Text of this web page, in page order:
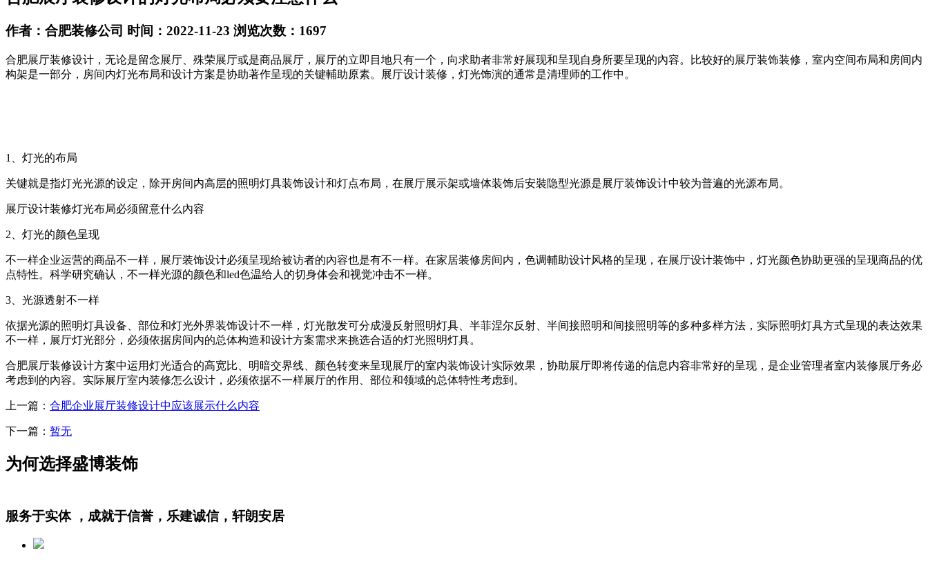
作者：合肥装修公司 时间：2022-11-23 浏览次数：1697
合肥展厅装修设计，无论是留念展厅、殊荣展厅或是商品展厅，展厅的立即目地只有一个，向求助者非常好展现和呈现自身所要呈现的內容。比较好的展厅装饰装修，室内空间布局和房间内
构架是一部分，房间内灯光布局和设计方案是协助著作呈现的关键輔助原素。展厅设计装修，灯光饰演的通常是清理师的工作中。
1、灯光的布局
关键就是指灯光光源的设定，除开房间内高层的照明灯具装饰设计和灯点布局，在展厅展示架或墙体装饰后安裝隐型光源是展厅装饰设计中较为普遍的光源布局。
展厅设计装修灯光布局必须留意什么內容
2、灯光的颜色呈现
不一样企业运营的商品不一样，展厅装饰设计必须呈现给被访者的內容也是有不一样。在家居装修房间内，色调輔助设计风格的呈现，在展厅设计装饰中，灯光颜色协助更强的呈现商品的优
点特性。科学研究确认，不一样光源的颜色和led色温给人的切身体会和视觉冲击不一样。
3、光源透射不一样
依据光源的照明灯具设备、部位和灯光外界装饰设计不一样，灯光散发可分成漫反射照明灯具、半菲涅尔反射、半间接照明和间接照明等的多种多样方法，实际照明灯具方式呈现的表达效果
不一样，展厅灯光部分，必须依据房间内的总体构造和设计方案需求来挑选合适的灯光照明灯具。
合肥展厅装修设计方案中运用灯光适合的高宽比、明暗交界线、颜色转变来呈现展厅的室内装饰设计实际效果，协助展厅即将传递的信息内容非常好的呈现，是企业管理者室内装修展厅务必
考虑到的內容。实际展厅室内装修怎么设计，必须依据不一样展厅的作用、部位和领域的总体特性考虑到。
上一篇： 合肥企业展厅装修设计中应该展示什么内容
下一篇： 暂无
为何选择盛博装饰
服务于实体 ，成就于信誉，乐建诚信，轩朗安居